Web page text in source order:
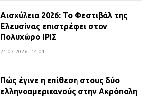
Αισχύλεια 2026: Το Φεστιβάλ της
Ελευσίνας επιστρέφει στον
Πολυχώρο ΙΡΙΣ
21.07.2026 | 14:01
Πώς έγινε η επίθεση στους δύο
ελληνοαμερικανούς στην Ακρόπολη